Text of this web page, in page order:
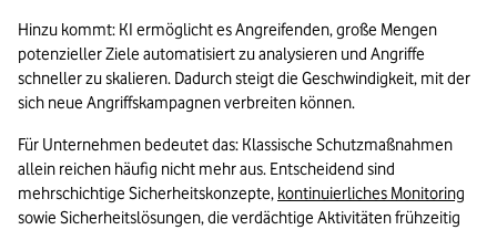
Hinzu kommt: KI ermöglicht es Angreifenden, große Mengen
potenzieller Ziele automatisiert zu analysieren und Angriffe
schneller zu skalieren. Dadurch steigt die Geschwindigkeit, mit der
sich neue Angriffskampagnen verbreiten können.
Für Unternehmen bedeutet das: Klassische Schutzmaßnahmen
allein reichen häufig nicht mehr aus. Entscheidend sind
mehrschichtige Sicherheitskonzepte, kontinuierliches Monitoring
sowie Sicherheitslösungen, die verdächtige Aktivitäten frühzeitig